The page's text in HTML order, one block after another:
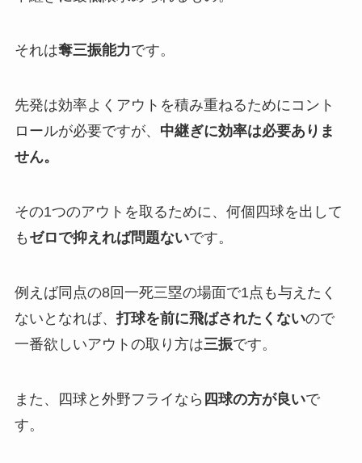
それは奪三振能力です。
先発は効率よくアウトを積み重ねるためにコント
ロールが必要ですが、 中継ぎに効率は必要ありま
せん。
その1つのアウトを取るために、何個四球を出して
も ゼロで抑えれば問題ないです。
例えば同点の8回一死三塁の場面で1点も与えたく
ないとなれば、打球を前に飛ばされたくないので
一番欲しいアウトの取り方は三振です。
また、四球と外野フライなら 四球の方が良いで
す。